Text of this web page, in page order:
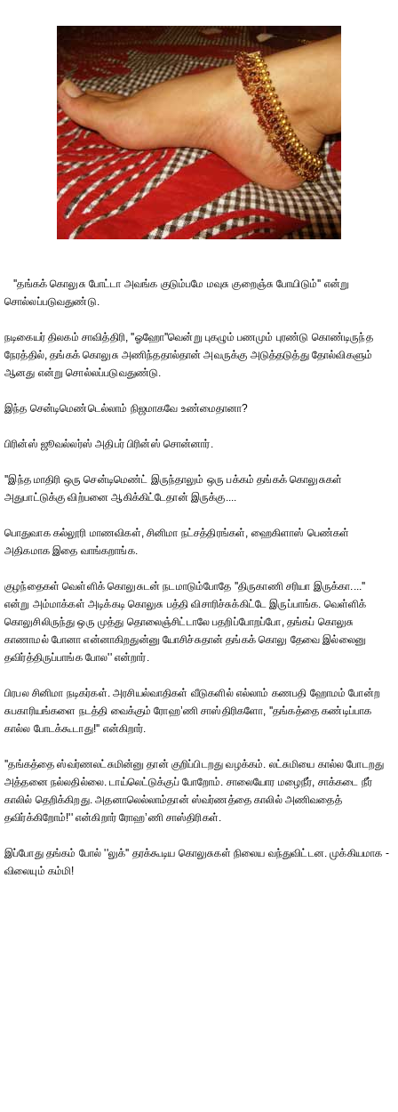
''தங்கக் கொலுசு போட்டா அவங்க குடும்பமே மவுசு குறைஞ்சு போயிடும்'' என்று
சொல்லப்படுவதுண்டு.
நடிகையர் திலகம் சாவித்திரி, ''ஓஹோ''வென்று புகழும் பணமும் புரண்டு கொண்டிருந்த
நேரத்தில், தங்கக் கொலுசு அணிந்ததால்தான் அவருக்கு அடுத்தடுத்து தோல்விகளும்
ஆனது என்று சொல்லப்படுவதுண்டு.
இந்த சென்டிமெண்டெல்லாம் நிஜமாகவே உண்மைதானா?
பிரின்ஸ் ஜூவல்லர்ஸ் அதிபர் பிரின்ஸ் சொன்னார்.
''இந்த மாதிரி ஒரு சென்டிமெண்ட் இருந்தாலும் ஒரு பக்கம் தங்கக் கொலுசுகள்
அதுபாட்டுக்கு விற்பனை ஆகிக்கிட்டேதான் இருக்கு....
பொதுவாக கல்லூரி மாணவிகள், சினிமா நட்சத்திரங்கள், ஹைகிளாஸ் பெண்கள்
அதிகமாக இதை வாங்கறாங்க.
குழந்தைகள் வெள்ளிக் கொலுசுடன் நடமாடும்போதே ''திருகாணி சரியா இருக்கா....''
என்று அம்மாக்கள் அடிக்கடி கொலுசு பத்தி விசாரிச்சுக்கிட்டே இருப்பாங்க. வெள்ளிக்
கொலுசிலிருந்து ஒரு முத்து தொலைஞ்சிட்டாலே பதறிப்போறப்போ, தங்கப் கொலுசு
காணாமல் போனா என்னாகிறதுன்னு யோசிச்சுதான் தங்கக் கொலு தேவை இல்லைனு
தவிர்த்திருப்பாங்க போல'' என்றார்.
பிரபல சினிமா நடிகர்கள். அரசியல்வாதிகள் வீடுகளில் எல்லாம் கணபதி ஹோமம் போன்ற
சுபகாரியங்களை நடத்தி வைக்கும் ரோஹ’ணி சாஸ்திரிகளோ, ''தங்கத்தை கண்டிப்பாக
கால்ல போடக்கூடாது!'' என்கிறார்.
''தங்கத்தை ஸ்வர்ணலட்சுமின்னு தான் குறிப்பிடறது வழக்கம். லட்சுமியை கால்ல போடறது
அத்தனை நல்லதில்லை. டாய்லெட்டுக்குப் போறோம். சாலையோர மழைநீர், சாக்கடை நீர்
காலில் தெறிக்கிறது. அதனாலெல்லாம்தான் ஸ்வர்ணத்தை காலில் அணிவதைத்
தவிர்க்கிறோம்!'' என்கிறார் ரோஹ’ணி சாஸ்திரிகள்.
இப்போது தங்கம் போல் ''லுக்'' தரக்கூடிய கொலுசுகள் நிலைய வந்துவிட்டன. முக்கியமாக -
விலையும் கம்மி!